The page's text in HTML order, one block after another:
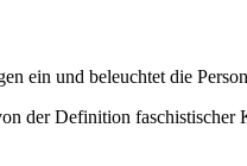
ein und beleuchtet die
der Definition